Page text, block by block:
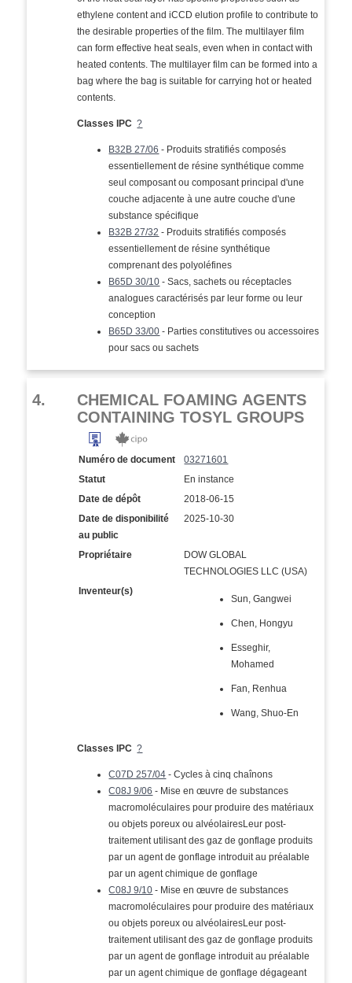
ethylene content and iCCD elution profile to contribute to
the desirable properties of the film. The multilayer film
can form effective heat seals, even when in contact with
heated contents. The multilayer film can be formed into a
bag where the bag is suitable for carrying hot or heated
contents.
Classes IPC ?
B32B 27/06 - Produits stratifiés composés
essentiellement de résine synthétique comme
seul composant ou composant principal d'une
couche adjacente à une autre couche d'une
substance spécifique
B32B 27/32 - Produits stratifiés composés
essentiellement de résine synthétique
comprenant des polyoléfines
B65D 30/10 - Sacs, sachets ou réceptacles
analogues caractérisés par leur forme ou leur
conception
B65D 33/00 - Parties constitutives ou accessoires
pour sacs ou sachets
4.
CHEMICAL FOAMING AGENTS
CONTAINING TOSYL GROUPS
Numéro de document
03271601
Statut
En instance
Date de dépôt
2018-06-15
Date de disponibilité
au public
2025-10-30
Propriétaire
DOW GLOBAL
TECHNOLOGIES LLC (USA)
Inventeur(s)
Sun, Gangwei
Chen, Hongyu
Esseghir,
Mohamed
Fan, Renhua
Wang, Shuo-En
Classes IPC ?
C07D 257/04 - Cycles à cinq chaînons
C08J 9/06 - Mise en œuvre de substances
macromoléculaires pour produire des matériaux
ou objets poreux ou alvéolairesLeur post-
traitement utilisant des gaz de gonflage produits
par un agent de gonflage introduit au préalable
par un agent chimique de gonflage
C08J 9/10 - Mise en œuvre de substances
macromoléculaires pour produire des matériaux
ou objets poreux ou alvéolairesLeur post-
traitement utilisant des gaz de gonflage produits
par un agent de gonflage introduit au préalable
par un agent chimique de gonflage dégageant